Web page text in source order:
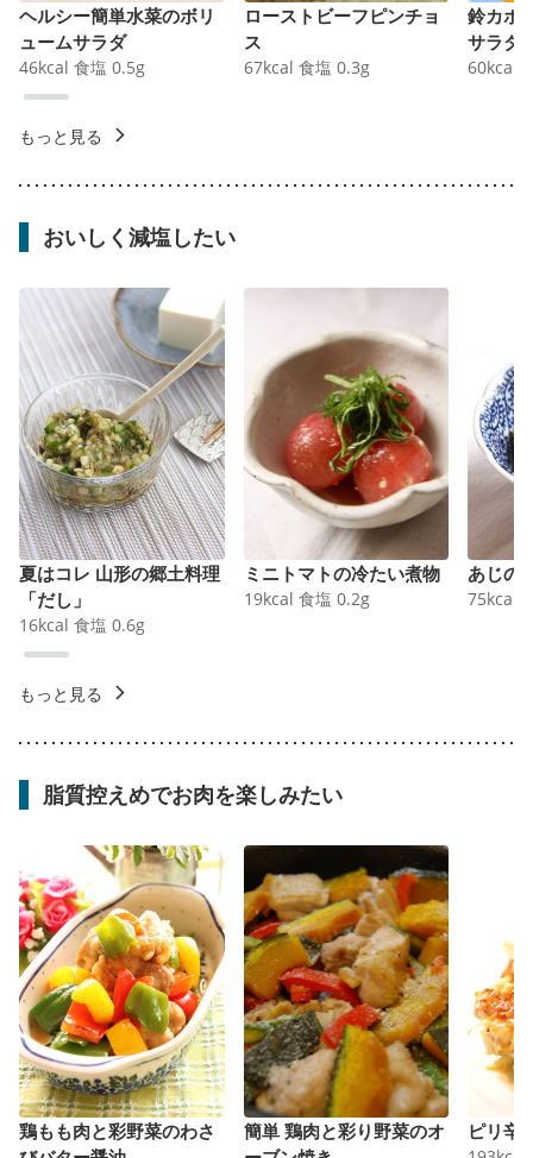
ヘルシー簡単水菜のボリ
ュームサラダ
46kcal 食塩 0.5g
ローストビーフピンチョ
ス
67kcal 食塩 0.3g
鈴カボ
サラダ
60kcal
もっと見る
おいしく減塩したい
夏はコレ 山形の郷土料理
「だし」
16kcal 食塩 0.6g
ミニトマトの冷たい煮物
19kcal 食塩 0.2g
あじの
75kcal
もっと見る
脂質控えめでお肉を楽しみたい
鶏もも肉と彩野菜のわさ
簡単 鶏肉と彩り野菜のオ
ピリ辛